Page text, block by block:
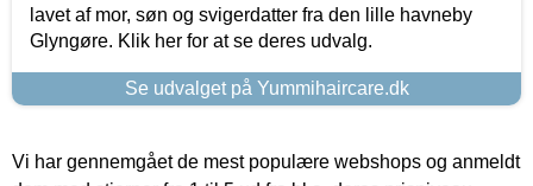
lavet af mor, søn og svigerdatter fra den lille havneby
Glyngøre. Klik her for at se deres udvalg.
Se udvalget på Yummihaircare.dk
Vi har gennemgået de mest populære webshops og anmeldt